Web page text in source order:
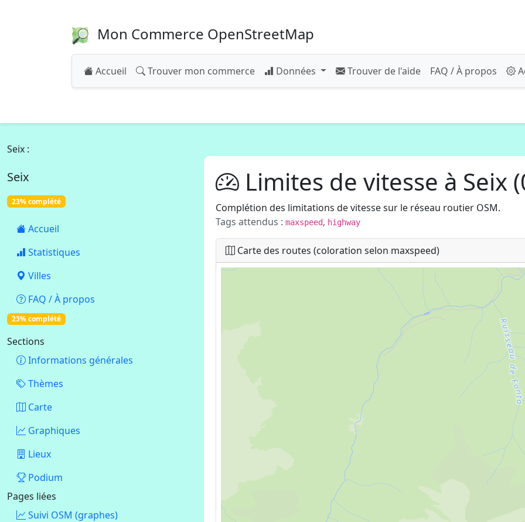
Mon Commerce OpenStreetMap
Accueil Trouver mon commerce Données Trouver de l'aide FAQ / À propos
Seix :
Seix
23% complété
Accueil
Statistiques
Villes
FAQ / À propos
23% complété
Sections
Informations générales
Thèmes
Carte
Graphiques
Lieux
Podium
Pages liées
Suivi OSM (graphes)
Limites de vitesse à Seix
Complétion des limitations de vitesse sur le réseau routier OSM.
Tags attendus : maxspeed, highway
Carte des routes (coloration selon maxspeed)